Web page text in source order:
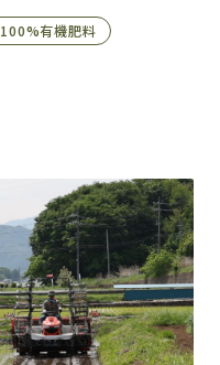
100%有機肥料